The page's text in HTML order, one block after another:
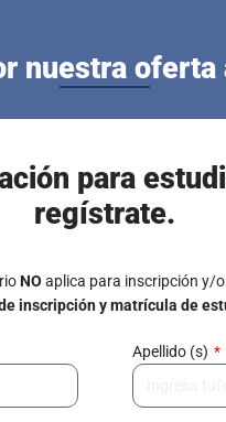
nuestra oferta
para
regístrate.
NO aplica para inscripción y/
inscripción y matrícula de
Apellido (s)